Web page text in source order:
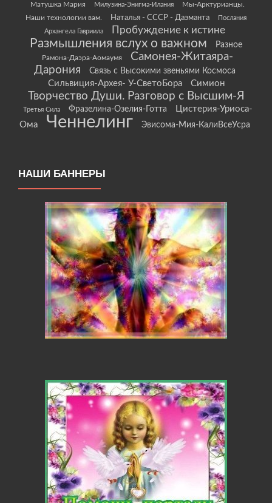
Матушка Мария Милузина-Энигма-Илания
Мы-Арктурианцы.
Наши технологии вам.
Наталья - СССР - Даэманта
Послания
Архангела Гавриила
Пробуждение к истине
Размышления вслух о важном Разное
Рамона-Даэра-Аомаумя
Самонея-Житаяра-
Дарония
Связь с Высокими звеньями Космоса
Сильвиция-Архея- У-СветоБора Симион
Творчество Души. Разговор с Высшим-Я
Третья Сила Фразелина-Озелия-Готта
Цистерия-Уриоса-
Ома
Ченнелинг Эвисома-Мия-КалиВсеУсра
НАШИ БАННЕРЫ